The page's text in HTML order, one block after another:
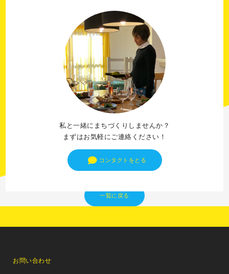
私と一緒にまちづくりしませんか？
まずはお気軽にご連絡ください！
コンタクトをとる
一覧に戻る
お問い合わせ